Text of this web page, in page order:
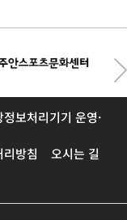
보처리기기 운영·
방침 오시는 길